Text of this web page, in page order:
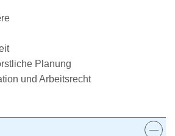
Planung
und Arbeitsrecht